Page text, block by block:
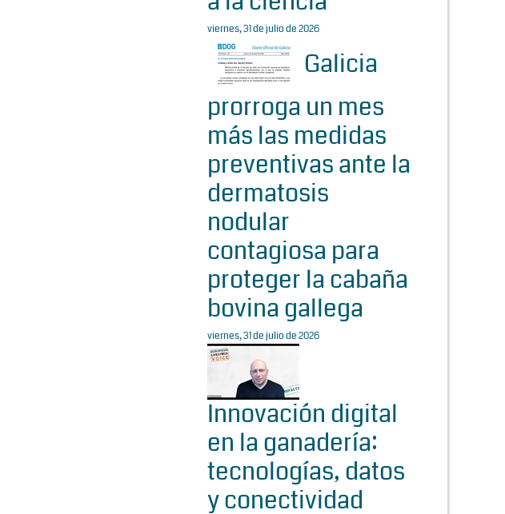
viernes, 31 de julio de 2026
Galicia
prorroga un mes
más las medidas
preventivas ante la
dermatosis
nodular
contagiosa para
proteger la cabaña
bovina gallega
viernes, 31 de julio de 2026
Innovación digital
en la ganadería:
tecnologías, datos
y conectividad